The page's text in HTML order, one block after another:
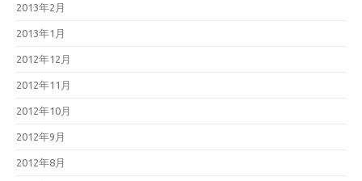
2013年2月
2013年1月
2012年12月
2012年11月
2012年10月
2012年9月
2012年8月